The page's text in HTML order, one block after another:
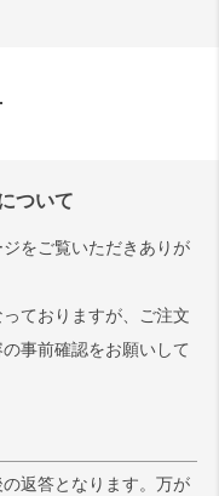
ついて
をご覧いただきありが
ておりますが、ご注文
事前確認をお願いして
返答となります。万が